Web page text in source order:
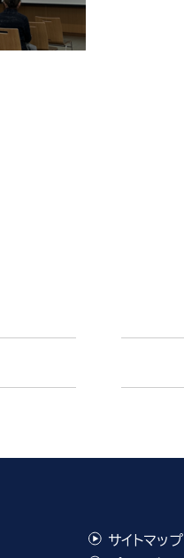
サイトマップ